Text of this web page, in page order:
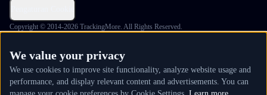
Copyright © 2014-2026 TrackingMore. All Rights Reserved.
We value your privacy
We use cookies to improve site functionality, analyze website usage and
performance, and display relevant content and advertisements. You can